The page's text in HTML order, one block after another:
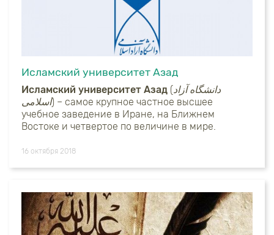
Исламский университет Азад
Исламский университет Азад (دانشگاه آزاد
اسلامی) – самое крупное частное высшее
учебное заведение в Иране, на Ближнем
Востоке и четвертое по величине в мире.
16 октября 2018